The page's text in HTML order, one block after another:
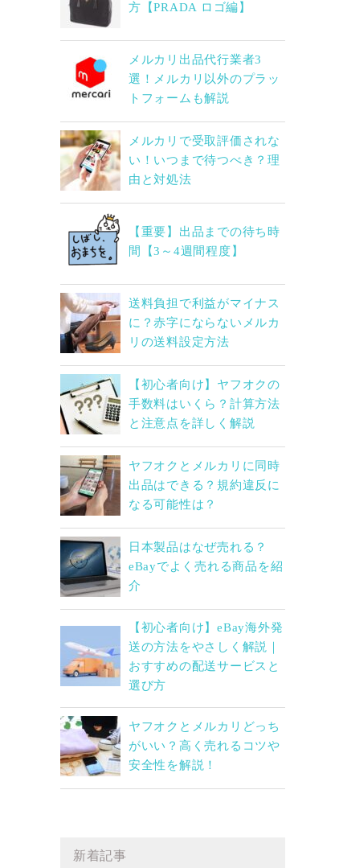
方【PRADA ロゴ編】
メルカリ出品代行業者3
選！メルカリ以外のプラッ
トフォームも解説
メルカリで受取評価されな
い！いつまで待つべき？理
由と対処法
【重要】出品までの待ち時
間【3～4週間程度】
送料負担で利益がマイナス
に？赤字にならないメルカ
リの送料設定方法
【初心者向け】ヤフオクの
手数料はいくら？計算方法
と注意点を詳しく解説
ヤフオクとメルカリに同時
出品はできる？規約違反に
なる可能性は？
日本製品はなぜ売れる？
eBayでよく売れる商品を紹
介
【初心者向け】eBay海外発
送の方法をやさしく解説｜
おすすめの配送サービスと
選び方
ヤフオクとメルカリどっち
がいい？高く売れるコツや
安全性を解説！
新着記事